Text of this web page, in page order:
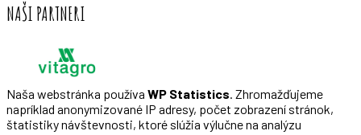
NAŠI PARTNERI
Naša webstránka používa WP Statistics. Zhromažďujeme
napríklad anonymizované IP adresy, počet zobrazení stránok,
štatistiky návštevnosti, ktoré slúžia výlučne na analýzu